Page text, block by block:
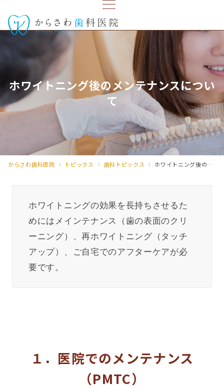
ホワイトニング後のメンテナンスについ
て
からさわ歯科医院 トピックス 歯科トピックス ホワイトニング後のメンテナンスについて
ホワイトニングの効果を長持ちさせるた
めにはメインテナンス（歯の表面のクリ
ーニング）、再ホワイトニング（タッチ
アップ）、ご自宅でのアフターケアが必
要です。
１．医院でのメンテナンス
（PMTC）